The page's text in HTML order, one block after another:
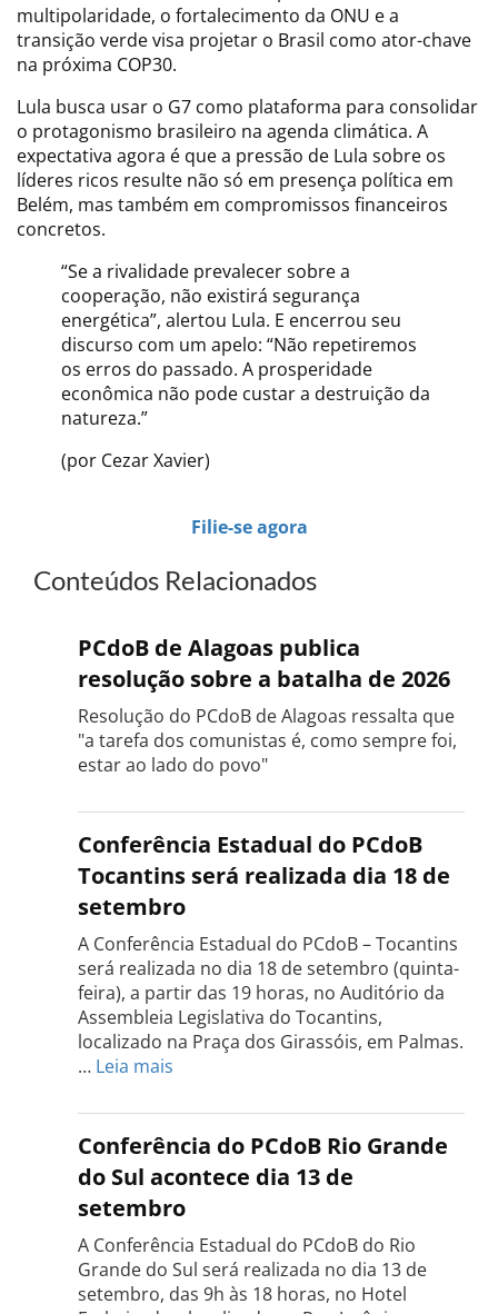
multipolaridade, o fortalecimento da ONU e a
transição verde visa projetar o Brasil como ator-chave
na próxima COP30.
Lula busca usar o G7 como plataforma para consolidar
o protagonismo brasileiro na agenda climática. A
expectativa agora é que a pressão de Lula sobre os
líderes ricos resulte não só em presença política em
Belém, mas também em compromissos financeiros
concretos.
“Se a rivalidade prevalecer sobre a
cooperação, não existirá segurança
energética”, alertou Lula. E encerrou seu
discurso com um apelo: “Não repetiremos
os erros do passado. A prosperidade
econômica não pode custar a destruição da
natureza.”
(por Cezar Xavier)
Filie-se agora
Conteúdos Relacionados
PCdoB de Alagoas publica
resolução sobre a batalha de 2026
Resolução do PCdoB de Alagoas ressalta que
"a tarefa dos comunistas é, como sempre foi,
estar ao lado do povo"
Conferência Estadual do PCdoB
Tocantins será realizada dia 18 de
setembro
A Conferência Estadual do PCdoB – Tocantins
será realizada no dia 18 de setembro (quinta-
feira), a partir das 19 horas, no Auditório da
Assembleia Legislativa do Tocantins,
localizado na Praça dos Girassóis, em Palmas.
… Leia mais
Estadual
do
Tocantins
será
realizada
dia
18
Conferência do PCdoB Rio Grande
do Sul acontece dia 13 de
setembro
A Conferência Estadual do PCdoB do Rio
Grande do Sul será realizada no dia 13 de
setembro, das 9h às 18 horas, no Hotel